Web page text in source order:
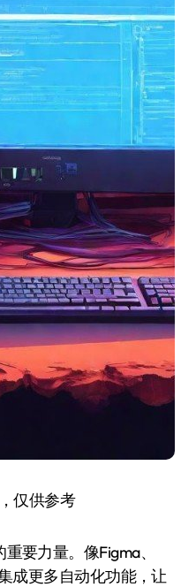
仅供参考
要力量。像Figma、
成更多自动化功能，让